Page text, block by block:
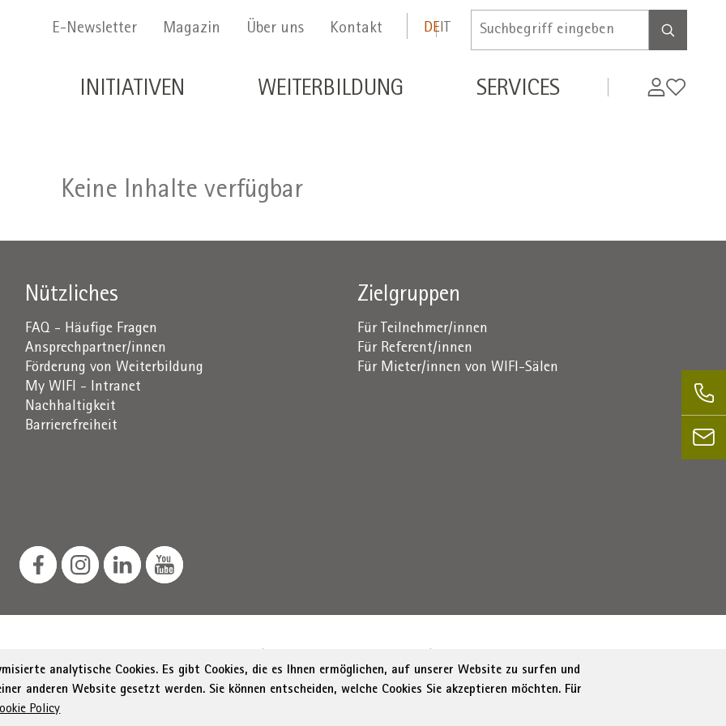
Menu Secondario
E-Newsletter Magazin Über uns Kontakt DEIT
Inserire
di
ricerca
Navigazione principale de
INITIATIVEN WEITERBILDUNG SERVICES MyWifi
Keine Inhalte verfügbar
Nützliches
FAQ - Häufige Fragen
Ansprechpartner/innen
Förderung von Weiterbildung
My WIFI - Intranet
Nachhaltigkeit
Barrierefreiheit
Zielgruppen
Für Teilnehmer/innen
Für Referent/innen
Für Mieter/innen von WIFI-Sälen
Menu Footer
zur Barrierefreiheit
analytische Cookies. Es gibt Cookies, die es Ihnen ermöglichen, auf unserer Website zu surfen und
anderen Website gesetzt werden. Sie können entscheiden, welche Cookies Sie akzeptieren möchten. Für
Policy